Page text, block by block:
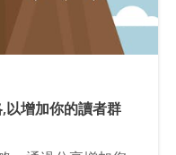
增加你的讀者群